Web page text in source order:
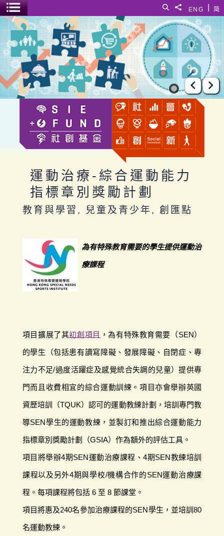
简
ENG
分享給
搜尋
選單開關
運動治療-綜合運動能力指標章別獎勵計劃
上一張
下
運動治療-綜合運動能力
指標章別獎勵計劃
教育與學習, 兒童及青少年, 創匯點
為有特殊教育需要的學生提供運動治
療課程
項目擴展了其初創項目 ，為有特殊教育需要（SEN）
的學生（包括患有讀寫障礙、發展障礙、自閉症、專
注力不足/過度活躍症及感覺統合失調的兒童）提供專
門而且收費相宜的綜合運動訓練。項目亦會舉辦英國
資歷培訓（TQUK）認可的運動教練計劃，培訓專門教
導SEN學生的運動教練，並製訂和推出綜合運動能力
指標章別獎勵計劃（GSIA）作為額外的評估工具。
項目將舉辦4期SEN運動治療課程、4期SEN教練培訓
課程以及另外4期與學校/機構合作的SEN運動治療課
程。每項課程將包括 6 至 8 節課堂。
項目將惠及240名參加治療課程的SEN學生，並培訓80
名運動教練。